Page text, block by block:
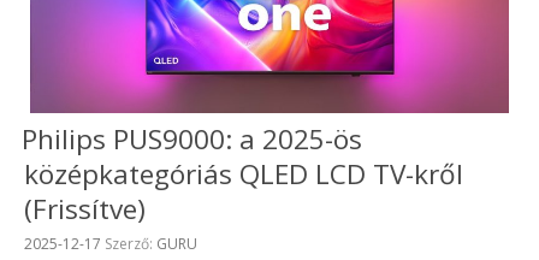
Philips PUS9000: a 2025-ös
középkategóriás QLED LCD TV-kről
(Frissítve)
Beküldve:
2025-12-17 Szerző: GURU